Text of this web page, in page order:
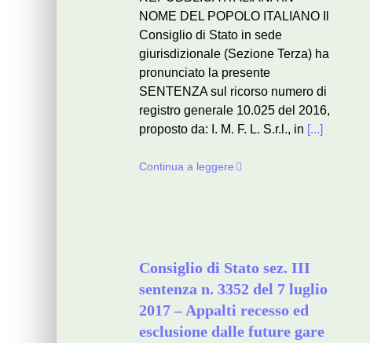
NOME DEL POPOLO ITALIANO Il
Consiglio di Stato in sede
giurisdizionale (Sezione Terza) ha
pronunciato la presente
SENTENZA sul ricorso numero di
registro generale 10.025 del 2016,
proposto da: I. M. F. L. S.r.l., in [...]
Continua a leggere
Consiglio di Stato sez. III
sentenza n. 3352 del 7 luglio
2017 – Appalti recesso ed
esclusione dalle future gare